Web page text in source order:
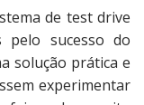
de test drive
pelo sucesso do
solução prática e
experimentar